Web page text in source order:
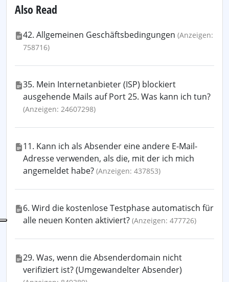
Also Read
42. Allgemeinen Geschäftsbedingungen (Anzeigen:
758716)
35. Mein Internetanbieter (ISP) blockiert
ausgehende Mails auf Port 25. Was kann ich tun?
(Anzeigen: 24607298)
11. Kann ich als Absender eine andere E-Mail-
Adresse verwenden, als die, mit der ich mich
angemeldet habe? (Anzeigen: 437853)
6. Wird die kostenlose Testphase automatisch für
alle neuen Konten aktiviert? (Anzeigen: 477726)
29. Was, wenn die Absenderdomain nicht
verifiziert ist? (Umgewandelter Absender)